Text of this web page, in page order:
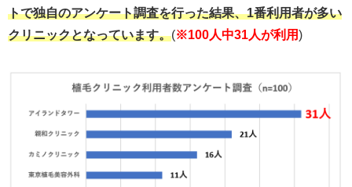
トで独自のアンケート調査を行った結果、1番利用者が多い
クリニックとなっています。(※100人中31人が利用)